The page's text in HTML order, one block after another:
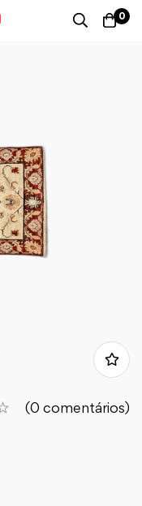
0
(0 comentários)